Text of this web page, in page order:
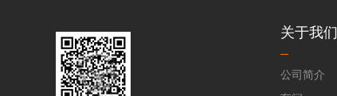
关于我们
公司简介